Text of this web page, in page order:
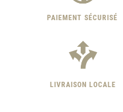
PAIEMENT SÉCURISÉ
LIVRAISON LOCALE